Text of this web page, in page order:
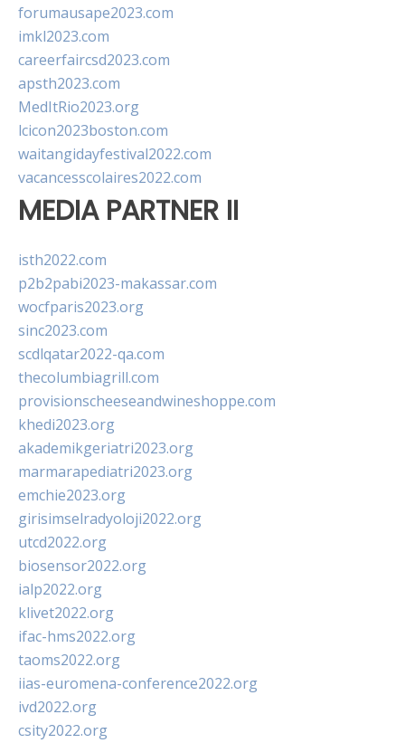
forumausape2023.com
imkl2023.com
careerfaircsd2023.com
apsth2023.com
MedItRio2023.org
lcicon2023boston.com
waitangidayfestival2022.com
vacancesscolaires2022.com
MEDIA PARTNER II
isth2022.com
p2b2pabi2023-makassar.com
wocfparis2023.org
sinc2023.com
scdlqatar2022-qa.com
thecolumbiagrill.com
provisionscheeseandwineshoppe.com
khedi2023.org
akademikgeriatri2023.org
marmarapediatri2023.org
emchie2023.org
girisimselradyoloji2022.org
utcd2022.org
biosensor2022.org
ialp2022.org
klivet2022.org
ifac-hms2022.org
taoms2022.org
iias-euromena-conference2022.org
ivd2022.org
csity2022.org